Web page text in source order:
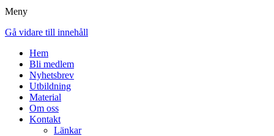
Meny
Gå vidare till innehåll
Hem
Bli medlem
Nyhetsbrev
Utbildning
Material
Om oss
Kontakt
Länkar